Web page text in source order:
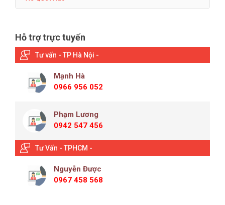
Hỗ trợ trực tuyến
Tư vấn - TP Hà Nội -
Mạnh Hà
0966 956 052
Phạm Lương
0942 547 456
Tư Vấn - TPHCM -
Nguyễn Được
0967 458 568